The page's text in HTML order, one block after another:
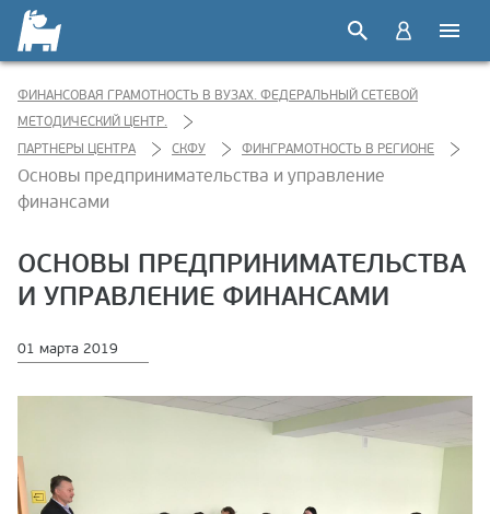
ФИНАНСОВАЯ ГРАМОТНОСТЬ В ВУЗАХ. ФЕДЕРАЛЬНЫЙ СЕТЕВОЙ
МЕТОДИЧЕСКИЙ ЦЕНТР.
ПАРТНЕРЫ ЦЕНТРА
СКФУ ФИНГРАМОТНОСТЬ В РЕГИОНЕ
Основы предпринимательства и управление
финансами
ОСНОВЫ ПРЕДПРИНИМАТЕЛЬСТВА
И УПРАВЛЕНИЕ ФИНАНСАМИ
01 марта 2019